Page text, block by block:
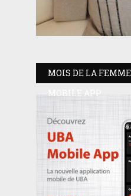
MOIS DE LA
MOBILE APP